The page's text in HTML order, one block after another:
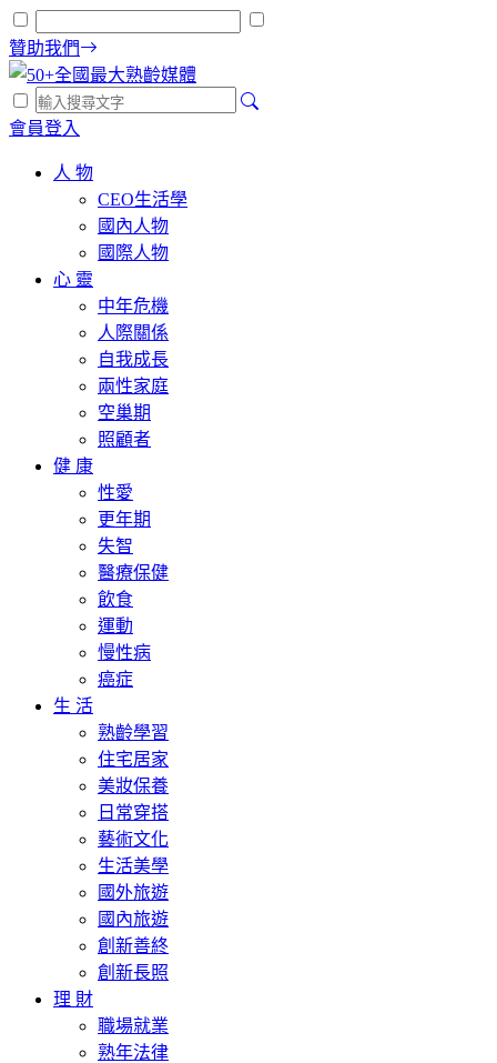
贊助我們
會員登入
人 物
CEO生活學
國內人物
國際人物
心 靈
中年危機
人際關係
自我成長
兩性家庭
空巢期
照顧者
健 康
性愛
更年期
失智
醫療保健
飲食
運動
慢性病
癌症
生 活
熟齡學習
住宅居家
美妝保養
日常穿搭
藝術文化
生活美學
國外旅遊
國內旅遊
創新善終
創新長照
理 財
職場就業
熟年法律